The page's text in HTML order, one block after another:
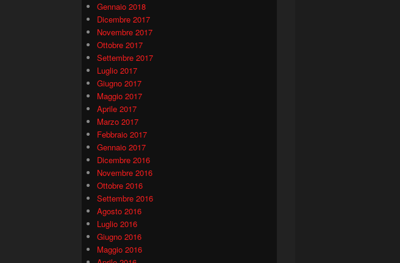
Gennaio 2018
Dicembre 2017
Novembre 2017
Ottobre 2017
Settembre 2017
Luglio 2017
Giugno 2017
Maggio 2017
Aprile 2017
Marzo 2017
Febbraio 2017
Gennaio 2017
Dicembre 2016
Novembre 2016
Ottobre 2016
Settembre 2016
Agosto 2016
Luglio 2016
Giugno 2016
Maggio 2016